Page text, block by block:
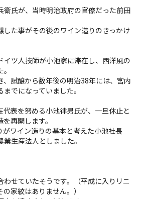
衛氏が、当時明治政府の官僚だった前田
した事がその後のワイン造りのきっかけ
イツ人技師が小池家に滞在し、西洋風の
、試醸から数年後の明治38年には、宮内
でになっていました。
代表を努める小池律男氏が、一旦休止と
再開します。
ワイン造りの基本と考えた小池社長
生産法人としました。
わせていたそうです。（平成に入りリニ
家紋はありません。）